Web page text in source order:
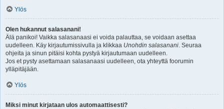
Ylös
Olen hukannut salasanani!
Älä panikoi! Vaikka salasanaasi ei voida palauttaa, se voidaan asettaa
uudelleen. Käy kirjautumissivulla ja klikkaa Unohdin salasanani. Seuraa
ohjeita ja sinun pitäisi kohta pystyä kirjautumaan uudelleen.
Jos et pysty asettamaan salasanaasi uudelleen, ota yhteyttä foorumin
ylläpitäjään.
Ylös
Miksi minut kirjataan ulos automaattisesti?